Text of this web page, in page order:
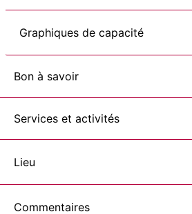
Graphiques de capacité
Bon à savoir
Services et activités
Lieu
Commentaires